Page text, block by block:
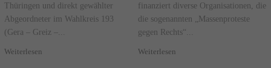
Thüringen und direkt gewählter
Abgeordneter im Wahlkreis 193
(Gera – Greiz –...
Weiterlesen
finanziert diverse Organisationen, die
die sogenannten „Massenproteste
gegen Rechts“...
Weiterlesen